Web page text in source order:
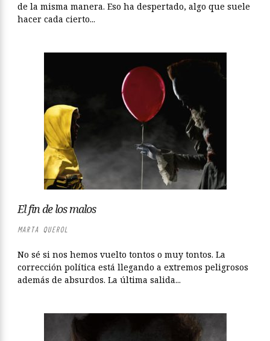
de la misma manera. Eso ha despertado, algo que suele
hacer cada cierto...
El fin de los malos
MARTA QUEROL
No sé si nos hemos vuelto tontos o muy tontos. La
corrección política está llegando a extremos peligrosos
además de absurdos. La última salida...